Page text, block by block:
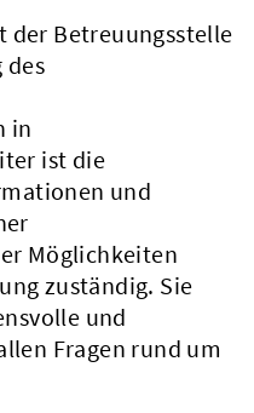
der Betreuungsstelle
des
in
ist die
und
Möglichkeiten
zuständig. Sie
und
Fragen rund um